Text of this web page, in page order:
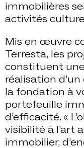
immobilières
activités
Mis en œuvre
Terresta, les
constituent
réalisation
la fondation à
portefeuille
d’efficacité. «
visibilité à l’art
immobilier,